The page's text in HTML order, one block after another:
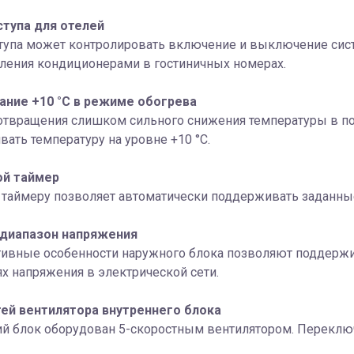
для отелей
может контролировать включение и выключение
кондиционерами в гостиничных номерах.
+10 °С в режиме обогрева
слишком сильного снижения температуры в
температуру на уровне +10 °С.
таймер
позволяет автоматически поддерживать
напряжения
особенности наружного блока позволяют
напряжения в электрической сети.
вентилятора внутреннего блока
блок оборудован 5-скоростным вентилятором.